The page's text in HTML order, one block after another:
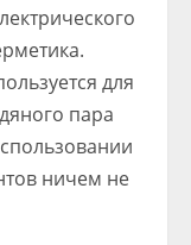
для
пара
ничем не